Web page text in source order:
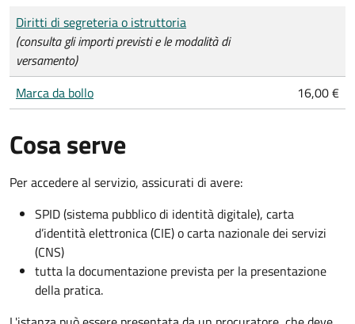
Tipo di pagamento
Importo
Diritti di segreteria o istruttoria
(consulta gli importi previsti e le modalità di
versamento)
Marca da bollo
16,00 €
Cosa serve
Per accedere al servizio, assicurati di avere:
SPID (sistema pubblico di identità digitale), carta
d’identità elettronica (CIE) o carta nazionale dei servizi
(CNS)
tutta la documentazione prevista per la presentazione
della pratica.